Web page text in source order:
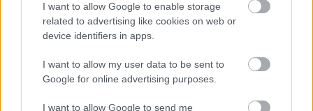
I want to allow Google to enable storage
related to advertising like cookies on web or
device identifiers in apps.
I want to allow my user data to be sent to
Google for online advertising purposes.
I want to allow Google to send me
a NAV Jász-Nagykun-
Szolnok megyei
ügyfélszolgálatai, mivel
közeledik a személyi